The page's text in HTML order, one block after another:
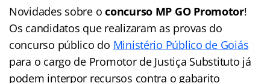
Novidades sobre oconcurso MP GO Promotor!
Os candidatos que realizaram as provas do
concurso público do Ministério Público de Goiás
para o cargo de Promotor de Justiça Substituto já
podem interpor recursos contra o gabarito